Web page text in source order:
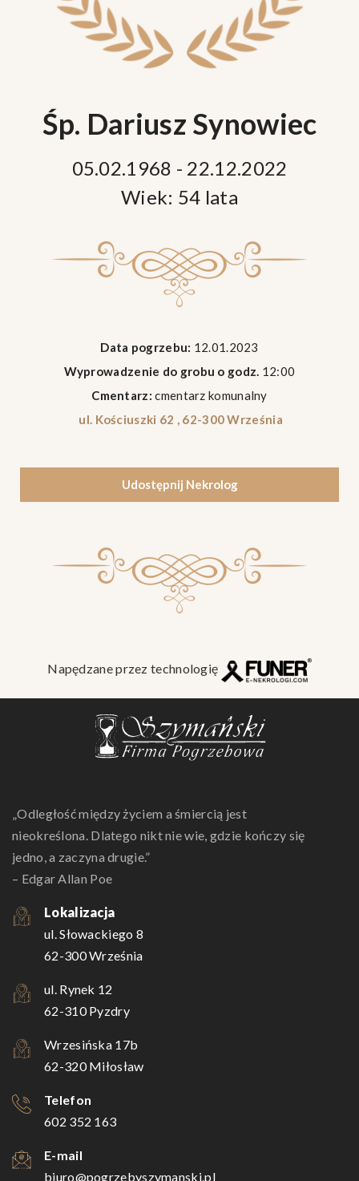
Śp. Dariusz Synowiec
05.02.1968 - 22.12.2022
Wiek: 54 lata
Data pogrzebu: 12.01.2023
Wyprowadzenie do grobu o godz. 12:00
Cmentarz: cmentarz komunalny
ul. Kościuszki 62 , 62-300 Września
Udostępnij Nekrolog
Napędzane przez technologię
„Odległość między życiem a śmiercią jest
nieokreślona. Dlatego nikt nie wie, gdzie kończy się
jedno, a zaczyna drugie.”
– Edgar Allan Poe
Lokalizacja
ul. Słowackiego 8
62-300 Września
ul. Rynek 12
62-310 Pyzdry
Wrzesińska 17b
62-320 Miłosław
Telefon
602 352 163
E-mail
biuro@pogrzebyszymanski.pl